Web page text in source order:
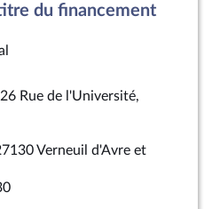
du financement
Rue de l'Université,
Verneuil d'Avre et